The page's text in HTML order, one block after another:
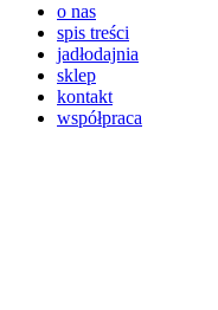
o nas
spis treści
jadłodajnia
sklep
kontakt
współpraca